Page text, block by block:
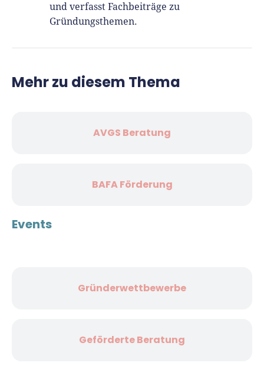
und verfasst Fachbeiträge zu
Gründungsthemen.
Mehr zu diesem Thema
AVGS Beratung
BAFA Förderung
Events
Gründerwettbewerbe
Geförderte Beratung